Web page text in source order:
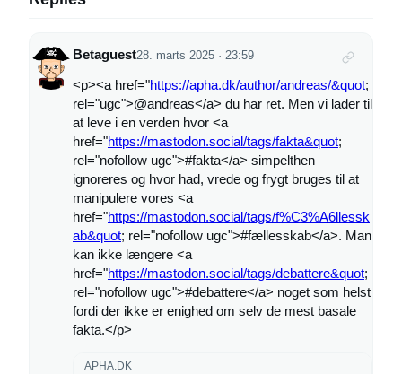
Betaguest28. marts 2025 · 23:59
<p><a href="https://apha.dk/author/andreas/&quot;
rel="ugc">@andreas</a> du har ret. Men vi lader til
at leve i en verden hvor <a
href="https://mastodon.social/tags/fakta&quot;
rel="nofollow ugc">#fakta</a> simpelthen
ignoreres og hvor had, vrede og frygt bruges til at
manipulere vores <a
href="https://mastodon.social/tags/f%C3%A6llessk
ab&quot; rel="nofollow ugc">#fællesskab</a>. Man
kan ikke længere <a
href="https://mastodon.social/tags/debattere&quot;
rel="nofollow ugc">#debattere</a> noget som helst
fordi der ikke er enighed om selv de mest basale
fakta.</p>
APHA.DK